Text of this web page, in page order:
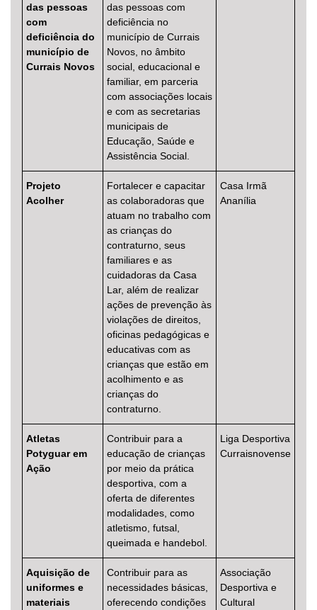
Termos de Uso e Política de
Privacidade
das pessoas
com
deficiência do
município de
Currais Novos
das pessoas com
deficiência no
município de Currais
Novos, no âmbito
social, educacional e
familiar, em parceria
com associações locais
e com as secretarias
municipais de
Educação, Saúde e
Assistência Social.
Projeto
Acolher
Fortalecer e capacitar
as colaboradoras que
atuam no trabalho com
as crianças do
contraturno, seus
familiares e as
cuidadoras da Casa
Lar, além de realizar
ações de prevenção às
violações de direitos,
oficinas pedagógicas e
educativas com as
crianças que estão em
acolhimento e as
crianças do
contraturno.
Casa Irmã
Ananília
Atletas
Potyguar em
Ação
Contribuir para a
educação de crianças
por meio da prática
desportiva, com a
oferta de diferentes
modalidades, como
atletismo, futsal,
queimada e handebol.
Liga Desportiva
Curraisnovense
Aquisição de
uniformes e
materiais
Contribuir para as
necessidades básicas,
oferecendo condições
Associação
Desportiva e
Cultural